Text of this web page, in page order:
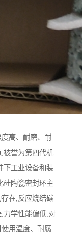
高、耐磨、耐
被誉为第四代机
下工业设备和装
硅陶瓷密封环主
在,反应烧结碳
力学性能偏低,对
用温度、耐腐